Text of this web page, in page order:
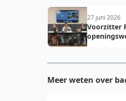
27 juni 2026
Voorzitter
Meer weten over